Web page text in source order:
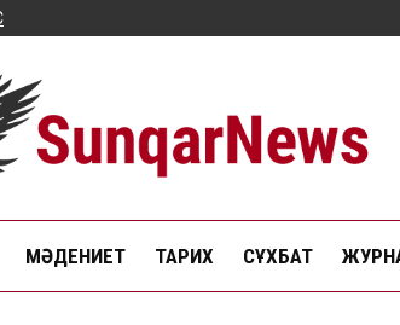
МӘДЕНИЕТ ТАРИХ СҰХБАТ